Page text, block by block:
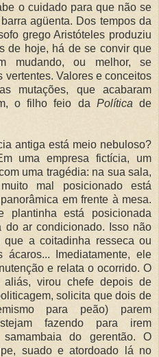
o cuidado para que não se
agüenta. Dos tempos da
grego Aristóteles produziu
de hoje, há de se convir que
mudando, ou melhor, se
vertentes. Valores e conceitos
mutações, que acabaram
o filho feio da Política de
antiga está meio nebuloso?
uma empresa fictícia, um
uma tragédia: na sua sala,
mal posicionado está
em frente à mesa.
está posicionada
do ar condicionado. Isso não
a coitadinha resseca ou
Imediatamente, ele
e relata o ocorrido. O
aliás, virou chefe depois de
solicita que dois de
para peão) parem
fazendo para irem
do gerentão. O
suado e atordoado lá no